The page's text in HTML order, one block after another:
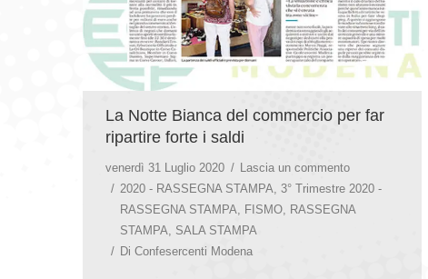
La Notte Bianca del commercio per far
ripartire forte i saldi
venerdì 31 Luglio 2020
Lascia un commento
2020 - RASSEGNA STAMPA
3° Trimestre 2020 -
RASSEGNA STAMPA
FISMO
RASSEGNA
STAMPA
SALA STAMPA
Di Confesercenti Modena